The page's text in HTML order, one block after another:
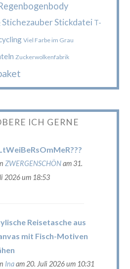
StichezauberStickdatei T-
Viel Farbe im Grau
Zuckerwolkenfabrik
ICH GERNE
ZWERGENSCHÖNam 31.
2026 um 18:53
Reisetasche aus
mit Fisch-Motiven
Inaam 20. Juli 2026 um 10:31